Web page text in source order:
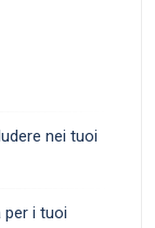
nei tuoi
i tuoi